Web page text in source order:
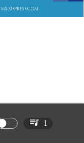
MSPRESS.COM
1